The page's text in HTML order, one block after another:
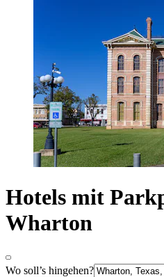
Hotels mit
Wharton
Wo soll’s hingehen?